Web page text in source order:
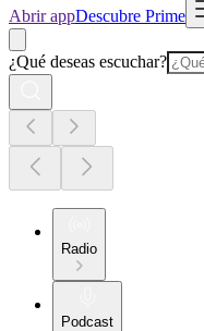
Abrir appDescubre Prime
¿Qué deseas escuchar?
Radio
Podcast